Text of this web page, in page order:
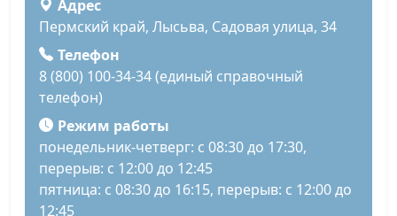
Адрес
Пермский край, Лысьва, Садовая улица, 34
Телефон
8 (800) 100-34-34 (единый справочный
телефон)
Режим работы
понедельник-четверг: с 08:30 до 17:30,
перерыв: с 12:00 до 12:45
пятница: с 08:30 до 16:15, перерыв: с 12:00 до
12:45